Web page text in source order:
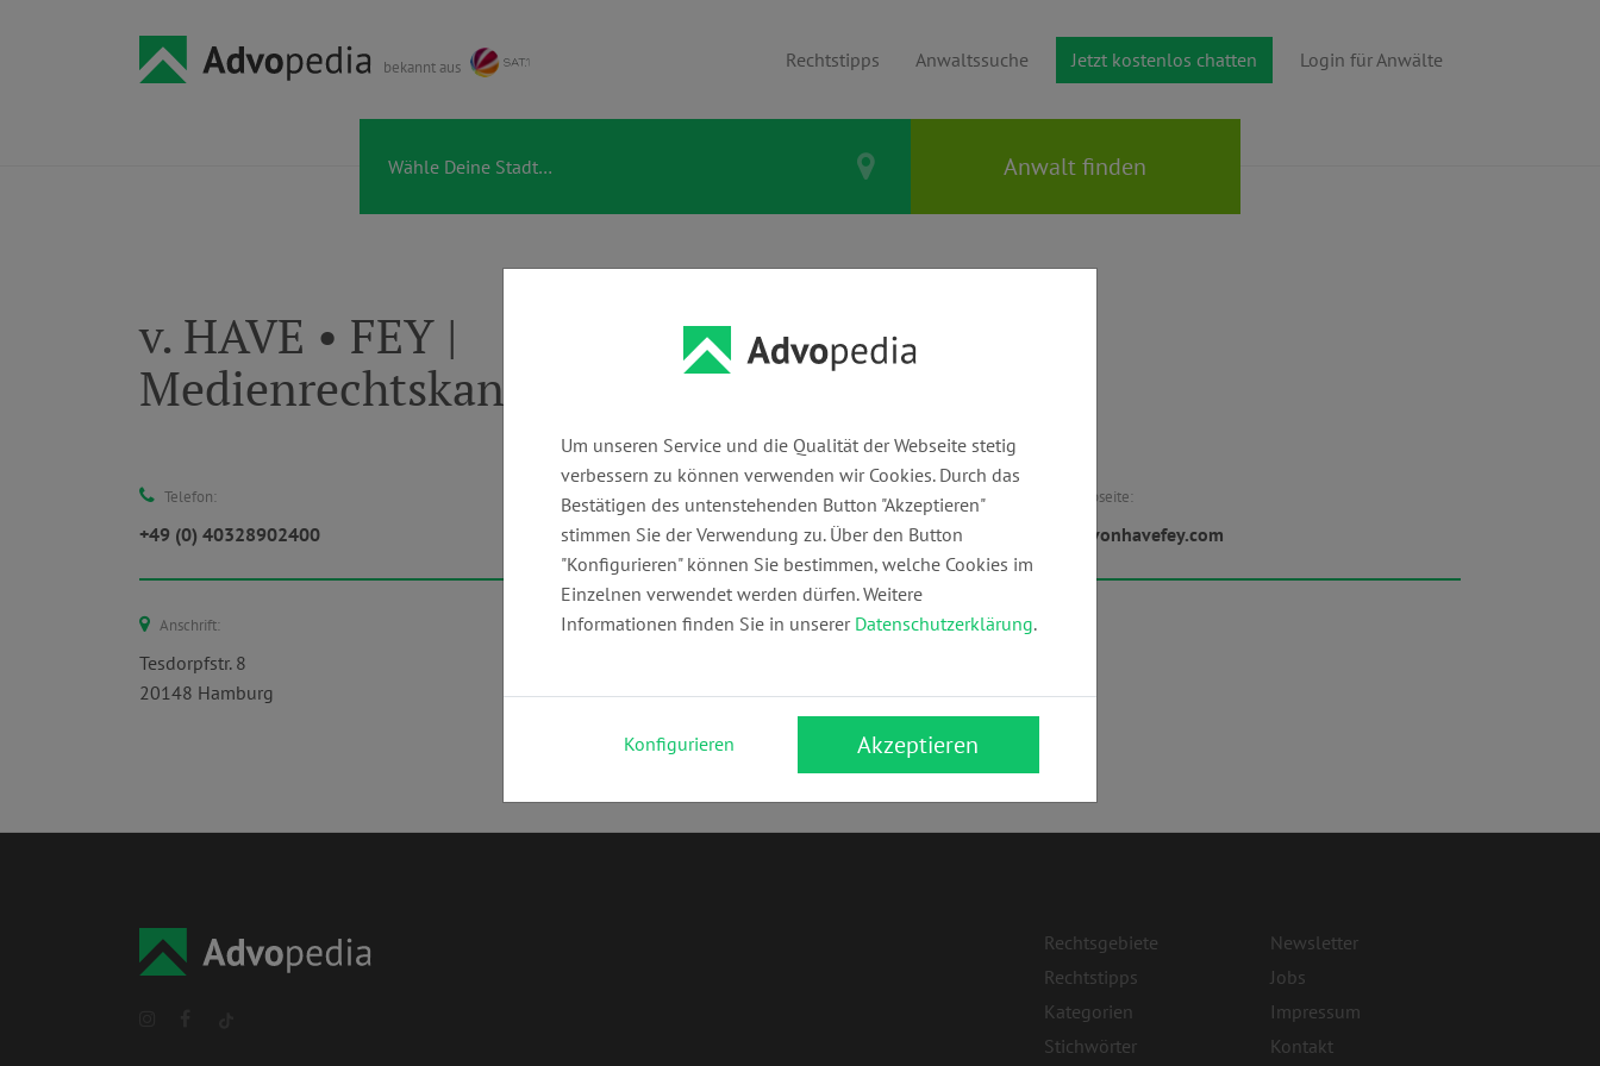
bekannt aus Rechtstipps Anwaltssuche Jetzt kostenlos chatten Login für Anwälte
v. HAVE • FEY |
Medienrechtskanzlei
Telefon:
+49 (0) 40328902400
E-Mail:
hamburg@vonhavefey.com
Webseite:
www.vonhavefey.com
Anschrift:
Tesdorpfstr. 8
20148 Hamburg
Rechtsgebiete
Rechtstipps
Kategorien
Stichwörter
Newsletter
Jobs
Impressum
Kontakt
Um unseren Service und die Qualität der Webseite stetig
verbessern zu können verwenden wir Cookies. Durch das
Bestätigen des untenstehenden Button "Akzeptieren"
stimmen Sie der Verwendung zu. Über den Button
"Konfigurieren" können Sie bestimmen, welche Cookies im
Einzelnen verwendet werden dürfen. Weitere
Informationen finden Sie in unserer Datenschutzerklärung.
Konfigurieren Akzeptieren